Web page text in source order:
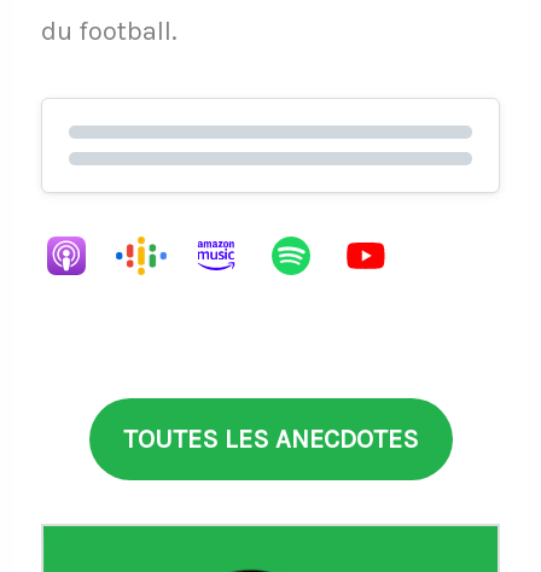
du football.
TOUTES LES ANECDOTES